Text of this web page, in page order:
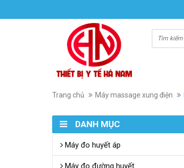
Trang chủ Máy massage xung điện
DANH MỤC
Máy đo huyết áp